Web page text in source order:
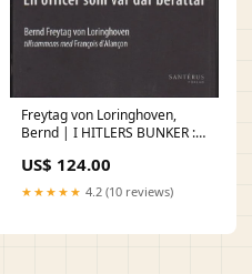
Freytag von Loringhoven,
Bernd | I HITLERS BUNKER :
berättar Typ av
bok:Antikvarisk
US$ 124.00
★★★★★ 4.2 (10 reviews)